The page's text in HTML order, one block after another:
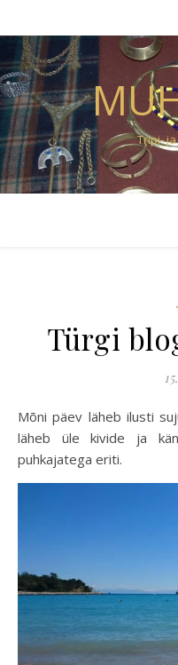
Tripi-
Türgi
Mõni päev läheb ilusti sujuvalt algusest lõpuni, mõni päev
läheb üle kivide ja
puhkajatega eriti.